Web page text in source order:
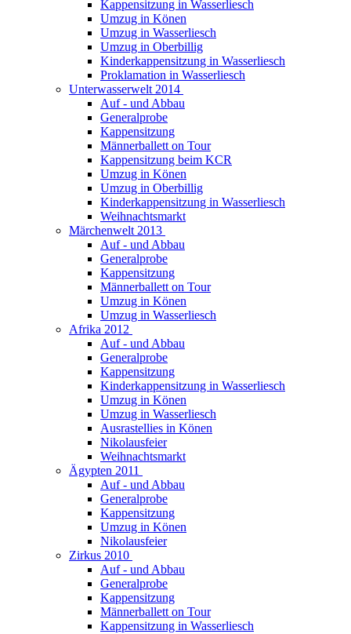
Kappensitzung in Wasserliesch
Umzug in Könen
Umzug in Wasserliesch
Umzug in Oberbillig
Kinderkappensitzung in Wasserliesch
Proklamation in Wasserliesch
Unterwasserwelt 2014
Auf - und Abbau
Generalprobe
Kappensitzung
Männerballett on Tour
Kappensitzung beim KCR
Umzug in Könen
Umzug in Oberbillig
Kinderkappensitzung in Wasserliesch
Weihnachtsmarkt
Märchenwelt 2013
Auf - und Abbau
Generalprobe
Kappensitzung
Männerballett on Tour
Umzug in Könen
Umzug in Wasserliesch
Afrika 2012
Auf - und Abbau
Generalprobe
Kappensitzung
Kinderkappensitzung in Wasserliesch
Umzug in Könen
Umzug in Wasserliesch
Ausrastellies in Könen
Nikolausfeier
Weihnachtsmarkt
Ägypten 2011
Auf - und Abbau
Generalprobe
Kappensitzung
Umzug in Könen
Nikolausfeier
Zirkus 2010
Auf - und Abbau
Generalprobe
Kappensitzung
Männerballett on Tour
Kappensitzung in Wasserliesch